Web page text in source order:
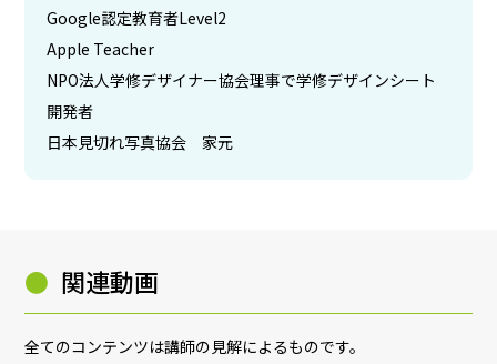
Google認定教育者Level2
Apple Teacher
NPO法人学修デザイナー協会理事で学修デザインシート
開発者
日本見切れ写真協会 家元
● 関連動画
全てのコンテンツは講師の見解によるものです。